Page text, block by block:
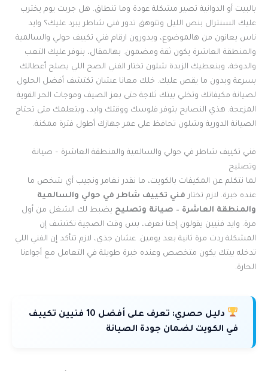
بالبيت أو الدوانية تصير مشكلة عودة وما تنطاق. هل جربت يوم يخترب
عليك السنترال بنص الليل وتتوهق تدور فني شاطر يبرد عليك؟ وايد
ناس يعانون من هالموضوع، ويدورون ارقام فني تكييف حولي والسالمية
والمنطقة العاشرة يكون ثقة ومضمون. بهالمقال، بنوفر عليك التعب
والدوخة، وبنعطيك الزبدة شلون تختار الفني الصح اللي يصلح أعطالك
بسرعة وبدون ما يقص عليك. خلك معانا عشان تكتشف أفضل الحلول
لصيانة مكيفاتك وتخلي بيتك ثلاجة حتى بعز الصيف وموجات الحر القوية
المزعجة. هذي النصايح بتوفر فلوسك ووقتك وايد، وبتعلمك متى تحتاج
الصيانة الدورية وشلون تحافظ على عمر جهازك أطول فترة ممكنة.
فني تكييف شاطر في حولي والسالمية والمنطقة العاشرة – صيانة
وتصليح
لما نتكلم عن المكيفات بالكويت، ما نقدر نغامر ونجيب أي شخص ما
عنده خبرة. لازم تختار فني تكييف شاطر في حولي والسالمية
والمنطقة العاشرة – صيانة وتصليح يضبط لك الشغل من أول
مرة. وايد فنيين يقولون إحنا نعرف، بس وقت الصجية تكتشف إن
المشكلة ردت مرة ثانية بعد يومين. عشان جذي، لازم تتأكد إن الفني اللي
تدخله بيتك يكون متخصص وعنده خبرة طويلة في التعامل مع أجواءنا
الحارة.
دليل حصري:
تعرف على أفضل 10 فنيين تكييف
في الكويت لضمان جودة الصيانة